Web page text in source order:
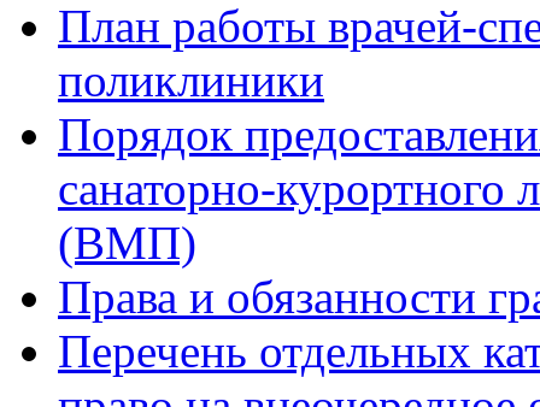
План работы врачей-
поликлиники
Порядок
санаторно-
(ВМП)
Права и обязанности
Перечень отдельных